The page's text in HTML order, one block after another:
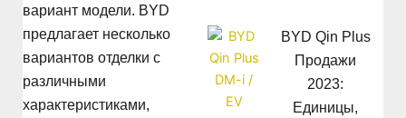
вариант модели. BYD
предлагает несколько
вариантов отделки с
различными
характеристиками,
BYD Qin Plus
Продажи
2023:
Единицы,